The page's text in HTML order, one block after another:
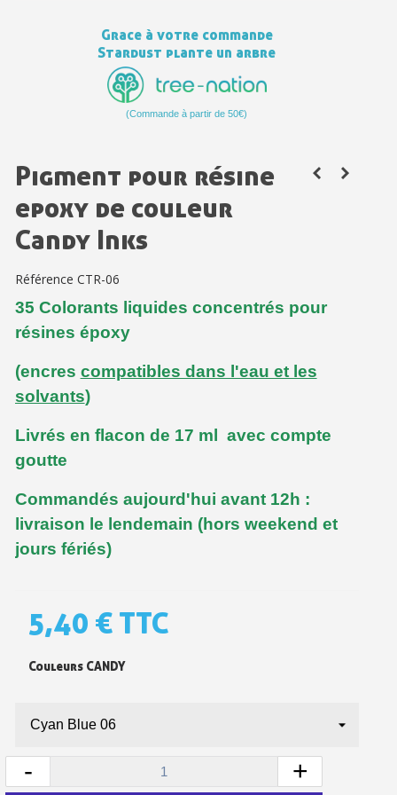
Partagez vos créations et obtenez des bons d'achat
Gagnez des points de fidélité à chaque commande
Livraison sous 24 h en France Métropolitaine
Réduction de 5€ sur la première commande
10€ de bon d'achat pour chaque parrainage
Inscription à la newsletter : 5€ de réduction
Inscription à la newsletter : 5€ de réduction
Livraison sous 24 h en France Métropolitaine
Paiement en 4x sans frais dès 30€ d'achats
Votre devis en ligne en moins d'1 minute
Partagez vos créations et obtenez des bons d'achat
Grace à votre commande
Stardust plante un arbre
(Commande à partir de 50€)
Pigment pour résine
epoxy de couleur
Candy Inks
Référence CTR-06
35 Colorants liquides concentrés pour
résines époxy
(encres compatibles dans l'eau et les
solvants)
Livrés en flacon de 17 ml avec compte
goutte
Commandés aujourd'hui avant 12h :
livraison le lendemain (hors weekend et
jours fériés)
5,40 € TTC
Couleurs CANDY
- +